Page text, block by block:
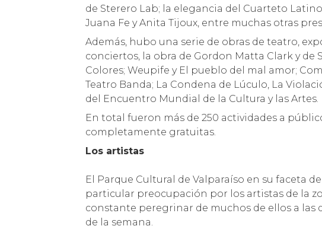
de Sterero Lab; la elegancia del Cuarteto
Juana Fe y Anita Tijoux, entre muchas otras
Además, hubo una serie de obras de teatro,
conciertos, la obra de Gordon Matta Clark y de
Colores; Weupife y El pueblo del mal amor;
Teatro Banda; La Condena de Lúculo, La
del Encuentro Mundial de la Cultura y las Artes.
En total fueron más de 250 actividades a
completamente gratuitas.
Los artistas
El Parque Cultural de Valparaíso en su faceta
particular preocupación por los artistas de la
constante peregrinar de muchos de ellos a las
de la semana.